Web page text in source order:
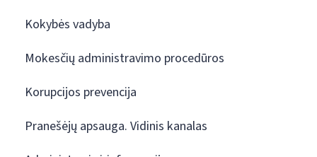
Kokybės vadyba
Mokesčių administravimo procedūros
Korupcijos prevencija
Pranešėjų apsauga. Vidinis kanalas